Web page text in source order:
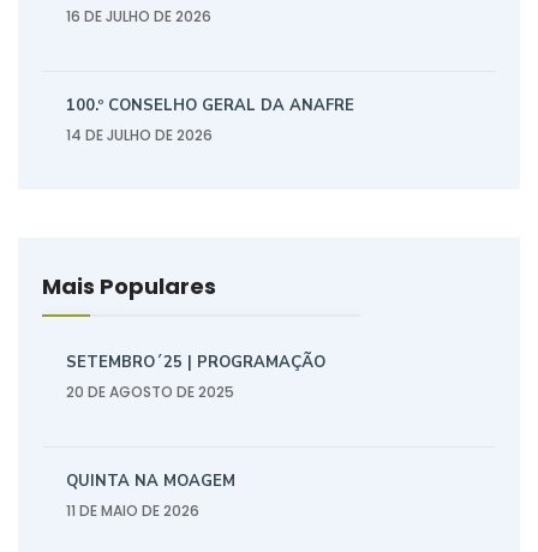
16 DE JULHO DE 2026
100.º CONSELHO GERAL DA ANAFRE
14 DE JULHO DE 2026
Mais Populares
SETEMBRO´25 | PROGRAMAÇÃO
20 DE AGOSTO DE 2025
QUINTA NA MOAGEM
11 DE MAIO DE 2026